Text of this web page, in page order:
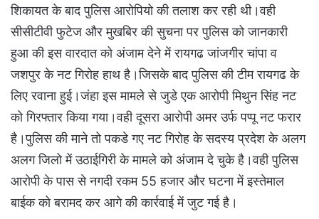
शिकायत के बाद पुलिस आरोपियो की तलाश कर रही थी।वही
सीसीटीवी फुटेज और मुखबिर की सुचना पर पुलिस को जानकारी
हुआ की इस वारदात को अंजाम देने में रायगढ जांजगीर चांपा व
जशपुर के नट गिरोह हाथ है।जिसके बाद पुलिस की टीम रायगढ के
लिए रवाना हुई।जंहा इस मामले से जुडे एक आरोपी मिथुन सिंह नट
को गिरफ्तार किया गया।वही दूसरा आरोपी अमर उर्फ पप्पू नट फरार
है।पुलिस की माने तो पकडे गए नट गिरोह के सदस्य प्रदेश के अलग
अलग जिलो में उठाईगिरी के मामले को अंजाम दे चुके है।वही पुलिस
आरोपी के पास से नगदी रकम 55 हजार और घटना में इस्तेमाल
बाईक को बरामद कर आगे की कार्रवाई में जुट गई है।